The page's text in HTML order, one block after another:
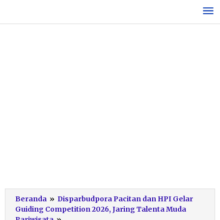
konten
Beranda » Disparbudpora Pacitan dan HPI Gelar
Guiding Competition 2026, Jaring Talenta Muda